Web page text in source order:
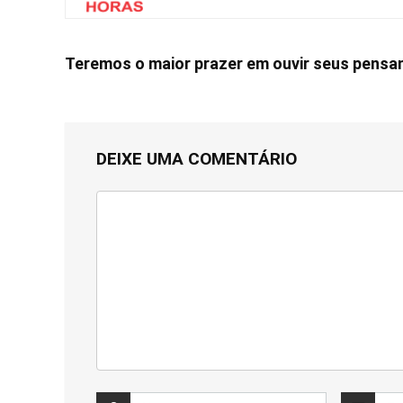
Teremos o maior prazer em ouvir seus
DEIXE UMA COMENTÁRIO